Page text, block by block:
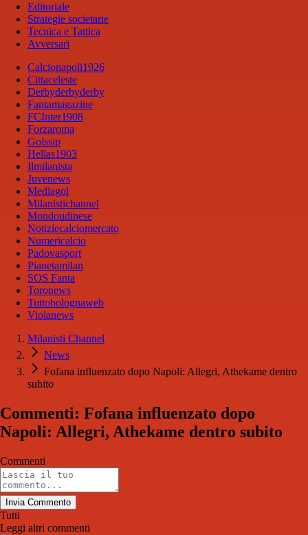
Editoriale
Strategie societarie
Tecnica e Tattica
Avversari
Calcionapoli1926
Cittaceleste
Derbyderbyderby
Fantamagazine
FCInter1908
Forzaroma
Golssip
Hellas1903
Ilmilanista
Juvenews
Mediagol
Milanistichannel
Mondoudinese
Notiziecalciomercato
Numericalcio
Padovasport
Pianetamilan
SOS Fanta
Toronews
Tuttobolognaweb
Violanews
Milanisti Channel
News
Fofana influenzato dopo Napoli: Allegri, Athekame dentro
subito
Commenti: Fofana influenzato dopo
Napoli: Allegri, Athekame dentro subito
Commenti
Invia Commento
Tutti
Leggi altri commenti